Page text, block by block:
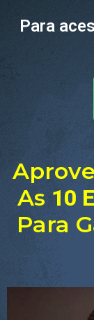
Para
As 10
Para